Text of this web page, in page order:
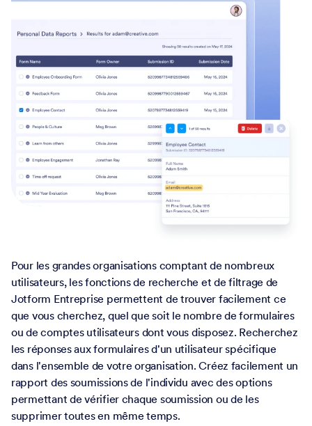
Pour les grandes organisations comptant de nombreux
utilisateurs, les fonctions de recherche et de filtrage de
Jotform Entreprise permettent de trouver facilement ce
que vous cherchez, quel que soit le nombre de formulaires
ou de comptes utilisateurs dont vous disposez. Recherchez
les réponses aux formulaires d'un utilisateur spécifique
dans l'ensemble de votre organisation. Créez facilement un
rapport des soumissions de l'individu avec des options
permettant de vérifier chaque soumission ou de les
supprimer toutes en même temps.